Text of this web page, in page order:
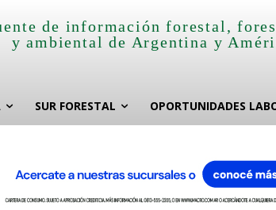
de información forestal,
y ambiental de Argentina y
SUR FORESTAL OPORTUNIDADES